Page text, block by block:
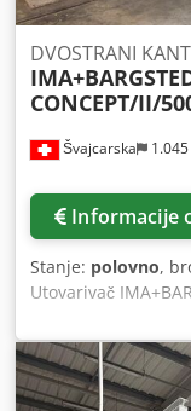
Švajcarska
DVOSTRANI
CONCEPT/II/
Informacije
Stanje: polovno,
Utovarivač
COMBIMA/
Pozicija 3: